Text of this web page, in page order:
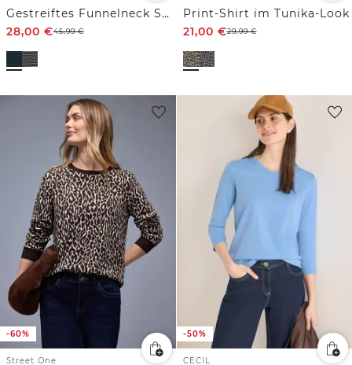
Gestreiftes Funnelneck Shirt
28,00 €45,99€
Print-Shirt im Tunika-Look
21,00 €29,99€
-60%
Street One
-50%
CECIL